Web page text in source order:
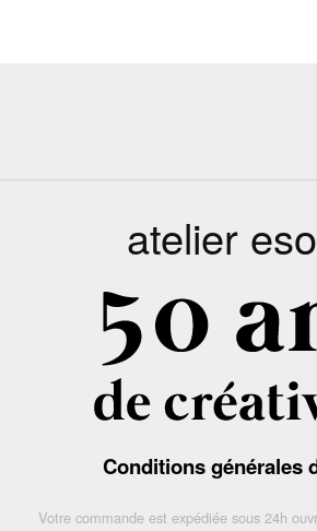
atelier
Conditions générales
Votre commande est expédiée sous 24h